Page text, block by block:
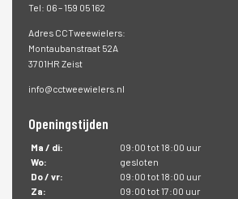
Tel: 06 – 159 05 162
Adres CCTweewielers:
Montaubanstraat 52A
3701HR Zeist
info@cctweewielers.nl
Openingstijden
Ma / di:
09:00 tot 18:00 uur
Wo:
gesloten
Do / vr:
09:00 tot 18:00 uur
Za:
09:00 tot 17:00 uur